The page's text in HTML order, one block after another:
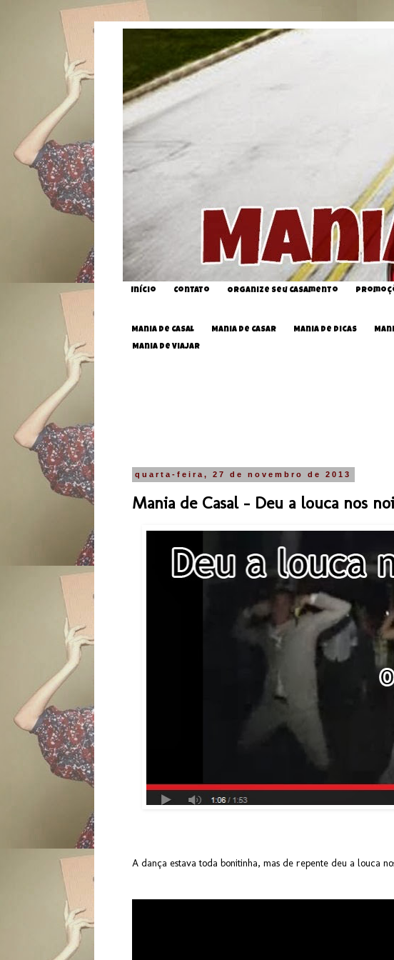
Início Contato Organize seu Casamento
Mania de Casal Mania de Casar Mania de Dicas
Mania de Viajar
quarta-feira, 27 de novembro de 2013
Mania de Casal - Deu a louca nos
A dança estava toda bonitinha, mas de repente deu a louca